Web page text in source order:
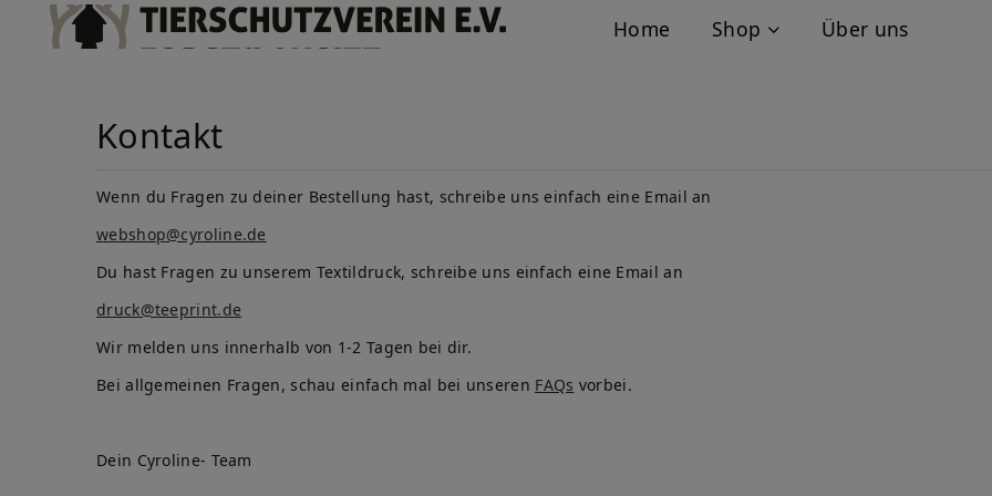
Home Shop Über uns
Kontakt
Wenn du Fragen zu deiner Bestellung hast, schreibe uns einfach eine Email an
webshop@cyroline.de
Du hast Fragen zu unserem Textildruck, schreibe uns einfach eine Email an
druck@teeprint.de
Wir melden uns innerhalb von 1-2 Tagen bei dir.
Bei allgemeinen Fragen, schau einfach mal bei unseren FAQs vorbei.
Dein Cyroline- Team